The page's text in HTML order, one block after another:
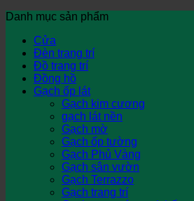
Danh mục sản phẩm
Cửa
Đèn trang trí
Đồ trang trí
Đồng hồ
Gạch ốp lát
Gạch kim cương
gạch lát nền
Gạch mờ
Gạch ốp tường
Gạch Phủ Vàng
Gạch sân vườn
Gạch Terrazzo
Gạch trang trí